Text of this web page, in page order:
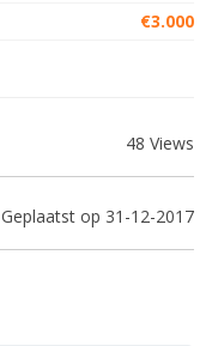
€3.000
48 Views
Geplaatst op 31-12-2017